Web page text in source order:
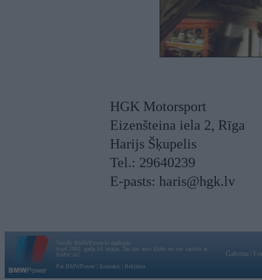
HGK Motorsport
Eizenšteina iela 2, Rīga
Harijs Šķupelis
Tel.: 29640239
E-pasts: haris@hgk.lv
Vortāls BMWPower.lv darbojas
kopš 2002. gada 14. maija. Tas nav auto klubs un nav saistīts ar
BMW AG.
Par BMWPower
Kontakti Reklāma
Galvena